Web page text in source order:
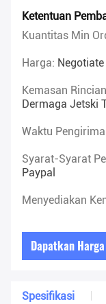
Ketentuan
Kuantitas Min
Harga: Negotiate
Kemasan
Dermaga Jetski
Waktu
Syarat-Syarat
Paypal
Menyediakan
Dapatkan
Spesifikasi